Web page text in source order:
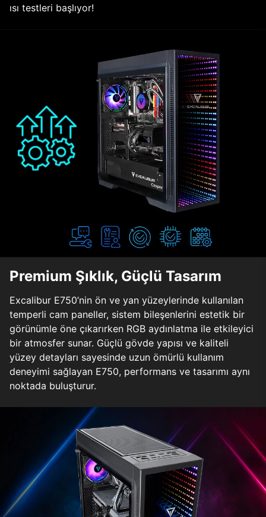
ısı testleri başlıyor!
Premium Şıklık, Güçlü Tasarım
Excalibur E750’nin ön ve yan yüzeylerinde kullanılan
temperli cam paneller, sistem bileşenlerini estetik bir
görünümle öne çıkarırken RGB aydınlatma ile etkileyici
bir atmosfer sunar. Güçlü gövde yapısı ve kaliteli
yüzey detayları sayesinde uzun ömürlü kullanım
deneyimi sağlayan E750, performans ve tasarımı aynı
noktada buluşturur.